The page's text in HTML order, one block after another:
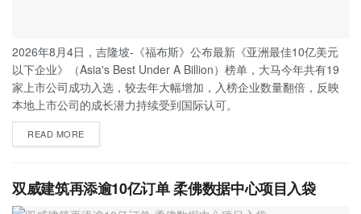
2026年8月4日，吉隆坡-《福布斯》公布最新《亚洲最佳10亿美元
以下企业》（Asia's Best Under A Billion）榜单，大马今年共有19
家上市公司成功入选，较去年大幅增加，入榜企业数量翻倍，反映
本地上市公司的成长潜力持续受到国际认可。
READ MORE
双威建筑再添逾10亿订单 柔佛数据中心项目入袋